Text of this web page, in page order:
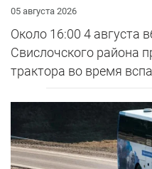
05 августа 2026
Около 16:00 4 августа
Свислочского района
трактора во время